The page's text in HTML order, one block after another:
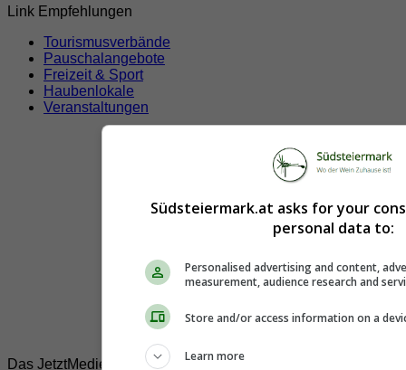
Link Empfehlungen
Tourismusverbände
Pauschalangebote
Freizeit & Sport
Haubenlokale
Veranstaltungen
Das JetztMedien.com Medien Netzwerk
Südsteiermark.at asks for your
personal data to:
Personalised advertising and content,
measurement, audience research and
Store and/or access information on a
Learn more